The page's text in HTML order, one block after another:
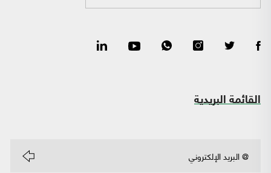
القائمة البريدية